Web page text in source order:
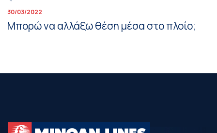
30/03/2022
Μπορώ να αλλάξω θέση μέσα στο πλοίο;